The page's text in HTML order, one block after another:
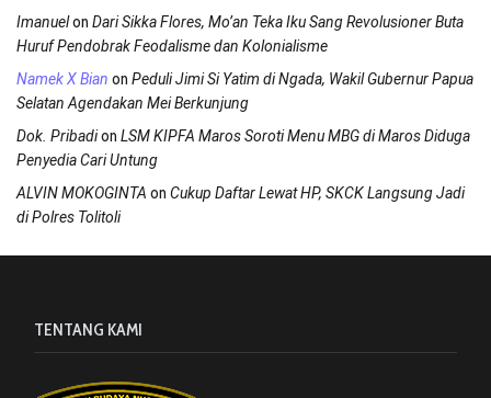
Imanuelon Dari Sikka Flores, Mo’an Teka Iku Sang Revolusioner Buta
Huruf Pendobrak Feodalisme dan Kolonialisme
Namek X Bian on Peduli Jimi Si Yatim di Ngada, Wakil Gubernur Papua
Selatan Agendakan Mei Berkunjung
Dok. Pribadion LSM KIPFA Maros Soroti Menu MBG di Maros Diduga
Penyedia Cari Untung
ALVIN MOKOGINTA on Cukup Daftar Lewat HP, SKCK Langsung Jadi
di Polres Tolitoli
TENTANG KAMI